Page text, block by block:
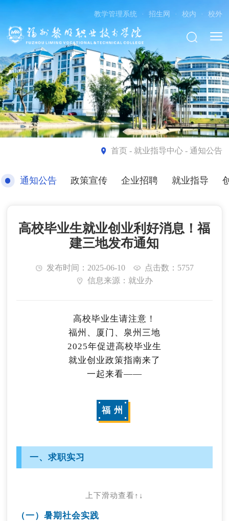
教学管理系统 · 招生网 · 校内 · 校外
首页- 就业指导中心 - 通知公告
通知公告 政策宣传 企业招聘 就业指导
高校毕业生就业创业利好消息！福
建三地发布通知
发布时间：2025-06-10
点击数：5757
信息来源：就业办
高校毕业生请注意！
福州、厦门、泉州三地
2025年促进高校毕业生
就业创业政策指南来了
一起来看——
福 州
一、求职实习
上下滑动查看↑↓
（一）暑期社会实践